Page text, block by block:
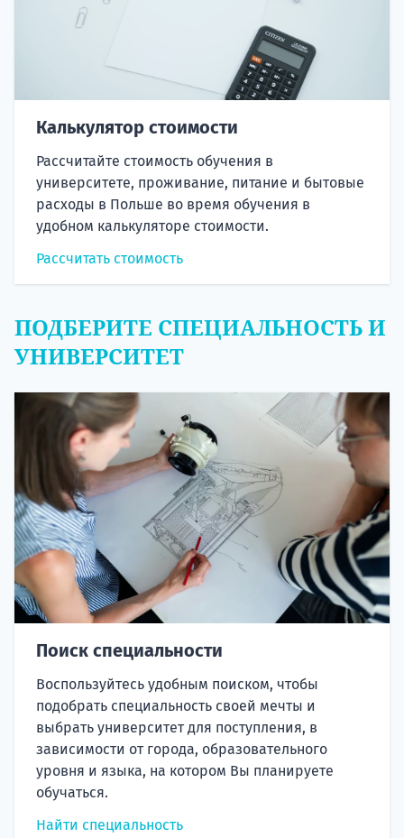
Калькулятор стоимости
Рассчитайте стоимость обучения в
университете, проживание, питание и бытовые
расходы в Польше во время обучения в
удобном калькуляторе стоимости.
Рассчитать стоимость
ПОДБЕРИТЕ СПЕЦИАЛЬНОСТЬ И
УНИВЕРСИТЕТ
Поиск специальности
Воспользуйтесь удобным поиском, чтобы
подобрать специальность своей мечты и
выбрать университет для поступления, в
зависимости от города, образовательного
уровня и языка, на котором Вы планируете
обучаться.
Найти специальность